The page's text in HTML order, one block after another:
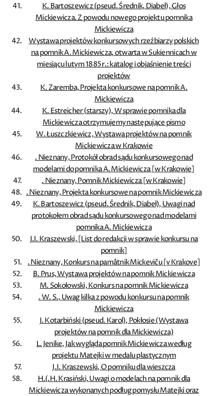
K. Bartoszewicz (pseud. Średnik, Diabeł), Głos
Mickiewicza. Z powodu nowego projektu pomnika
Mickiewicza
Wystawa projektów konkursowych rzeźbiarzy polskich
na pomnik A. Mickiewicza, otwarta w Sukiennicach w
miesiącu lutym 1885 r.: katalog i objaśnienie treści
projektów
K. Zaremba, Projekta konkursowe na pomnik A.
Mickiewicza
K. Estreicher (starszy), W sprawie pomnika dla
Mickiewicza otrzymujemy następujące pismo
W. Łuszczkiewicz, Wystawa projektów na pomnik
Mickiewicza w Krakowie
. Nieznany, Protokół obrad sądu konkursowego nad
modelami do pomnika A. Mickiewicza [w Krakowie]
. Nieznany, Pomnik Mickiewicza [w Krakowie]
. Nieznany, Projekta konkursowe na pomnik Mickiewicza
K. Bartoszewicz (pseud. Średnik, Diabeł), Uwagi nad
protokołem obrad sądu konkursowego nad modelami
pomnika A. Mickiewicza
J.I. Kraszewski, [List do redakcji w sprawie konkursu na
pomnik]
. Nieznany, Konkurs na pamâtnik Mickeviču [v Krakove]
B. Prus, Wystawa projektów na pomnik Mickiewicza
M. Sokołowski, Konkurs na pomnik Mickiewicza
. W. S., Uwag kilka z powodu konkursu na pomnik
Mickiewicza
J. Kotarbiński (pseud. Karol), Pokłosie (Wystawa
projektów na pomnik dla Mickiewicza)
L. Jenike, Jak wygląda pomnik Mickiewicza według
projektu Matejki w medalu plastycznym
J.I. Kraszewski, O pomniku dla wieszcza
H.(.H. Krasiński, Uwagi o modelach na pomnik dla
Mickiewicza wykonanych podług pomysłu Matejki oraz